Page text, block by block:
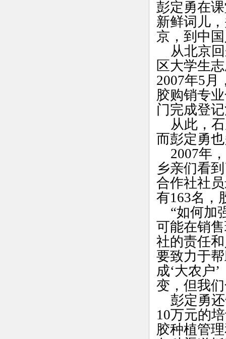
彭定勇在
新鲜词儿
京，到中
从北京回
区大学生
2007年5月
胶购销专
门完成登
从此，石
而彭定勇
2007年，
乡亲们看
合作社社
有163名，
“如何加
可能在销
社的责任
要致力于
成‘大农户
变，但我
彭定勇还
10万元的
胶种植管